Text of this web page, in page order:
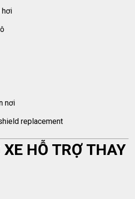
hơi
nơi
replacement
XE HỖ TRỢ THAY